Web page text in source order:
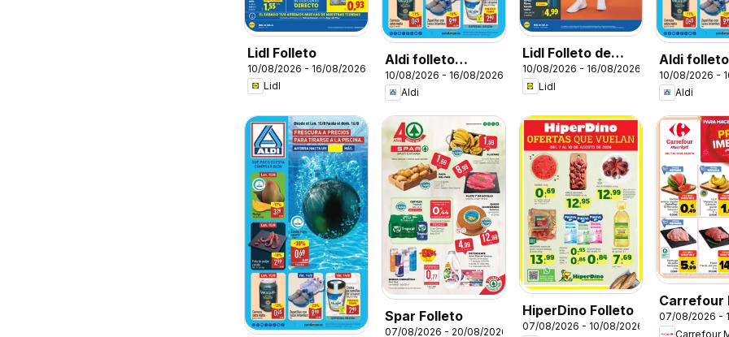
Lidl Folleto
10/08/2026 - 16/08/2026
Lidl
Aldi folleto
Península
10/08/2026 - 16/08/2026
Aldi
Lidl Folleto de
bazar
10/08/2026 - 16/08/2026
Lidl
Aldi folleto
Baleares
10/08/2026 -
Aldi
Spar Folleto
07/08/2026 - 20/08/2026
HiperDino Folleto
07/08/2026 - 10/08/2026
Carrefour
Precio
07/08/2026 -
Carrefour